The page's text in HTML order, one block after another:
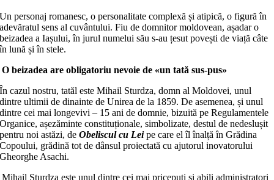
Un personaj romanesc, o personalitate complexă și atipică, o figură în
adevăratul sens al cuvântului. Fiu de domnitor moldovean, așadar o
beizadea a Iașului, în jurul numelui său s-au țesut povești de viață câte
în lună și în stele.
O beizadea are obligatoriu nevoie de «un tată sus-pus»
În cazul nostru, tatăl este Mihail Sturdza, domn al Moldovei, unul
dintre ultimii de dinainte de Unirea de la 1859. De asemenea, și unul
dintre cei mai longevivi – 15 ani de domnie, bizuită pe Regulamentele
Organice, așezăminte constituționale, simbolizate, destul de nedeslușit
pentru noi astăzi, de Obeliscul cu Leipe care el îl înalță în Grădina
Copoului, grădină tot de dânsul proiectată cu ajutorul inovatorului
Gheorghe Asachi.
Mihail Sturdza este unul dintre cei mai pricepuți și abili administratori